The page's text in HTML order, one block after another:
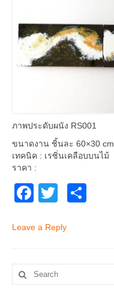
ภาพประดับผนัง RS001
ขนาดงาน ชิ้นละ 60×30 cm
เทคนิค : เรซิ่นเคลือบบนไม้
ราคา :
Facebook
Twitter
Leave a Reply
Search
for: